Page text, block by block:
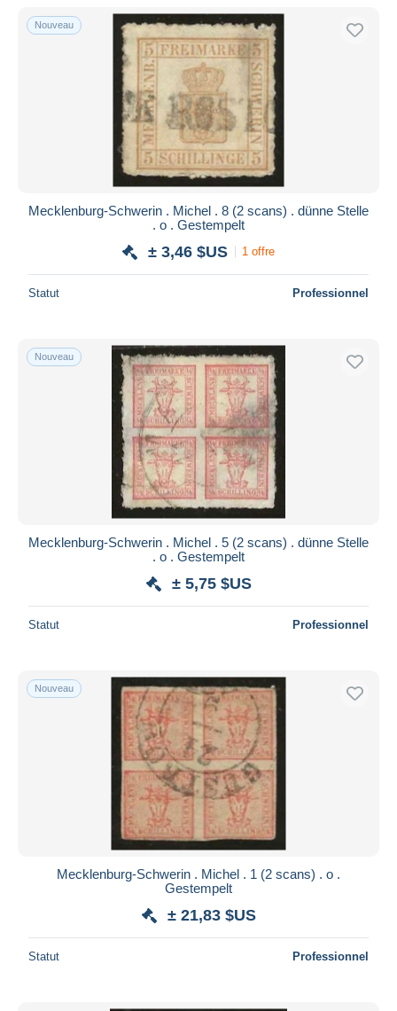
Nouveau
Mecklenburg-Schwerin . Michel . 8 (2 scans) . dünne Stelle
. o . Gestempelt
± 3,46 $US 1 offre
Statut Professionnel
Nouveau
Mecklenburg-Schwerin . Michel . 5 (2 scans) . dünne Stelle
. o . Gestempelt
± 5,75 $US
Statut Professionnel
Nouveau
Mecklenburg-Schwerin . Michel . 1 (2 scans) . o .
Gestempelt
± 21,83 $US
Statut Professionnel